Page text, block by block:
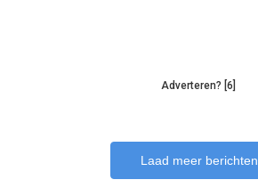
Adverteren? [6]
Laad meer berichten